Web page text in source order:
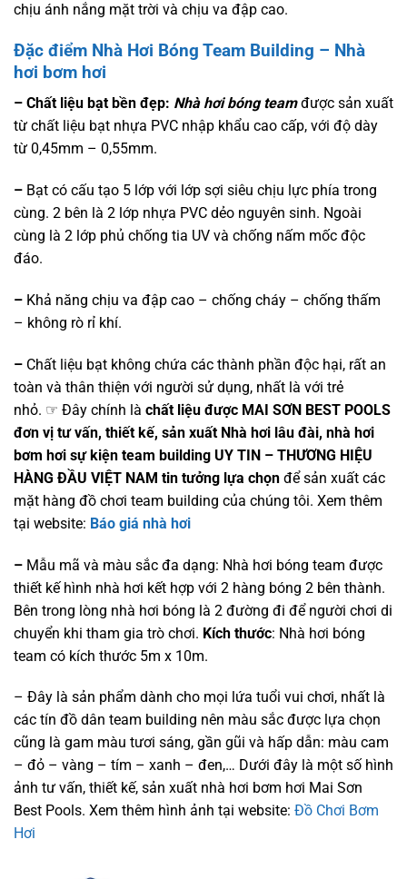
chịu ánh nắng mặt trời và chịu va đập cao.
Đặc điểm Nhà Hơi Bóng Team Building – Nhà
hơi bơm hơi
– Chất liệu bạt bền đẹp: Nhà hơi bóng teamđược sản xuất
từ chất liệu bạt nhựa PVC nhập khẩu cao cấp, với độ dày
từ 0,45mm – 0,55mm.
– Bạt có cấu tạo 5 lớp với lớp sợi siêu chịu lực phía trong
cùng. 2 bên là 2 lớp nhựa PVC dẻo nguyên sinh. Ngoài
cùng là 2 lớp phủ chống tia UV và chống nấm mốc độc
đáo.
– Khả năng chịu va đập cao – chống cháy – chống thấm
– không rò rỉ khí.
– Chất liệu bạt không chứa các thành phần độc hại, rất an
toàn và thân thiện với người sử dụng, nhất là với trẻ
nhỏ. ☞ Đây chính là chất liệu được MAI SƠN BEST POOLS
đơn vị tư vấn, thiết kế, sản xuất Nhà hơi lâu đài, nhà hơi
bơm hơi sự kiện team building UY TIN – THƯƠNG HIỆU
HÀNG ĐẦU VIỆT NAM tin tưởng lựa chọn để sản xuất các
mặt hàng đồ chơi team building của chúng tôi. Xem thêm
tại website: Báo giá nhà hơi
– Mẫu mã và màu sắc đa dạng: Nhà hơi bóng team được
thiết kế hình nhà hơi kết hợp với 2 hàng bóng 2 bên thành.
Bên trong lòng nhà hơi bóng là 2 đường đi để người chơi di
chuyển khi tham gia trò chơi. Kích thước: Nhà hơi bóng
team có kích thước 5m x 10m.
– Đây là sản phẩm dành cho mọi lứa tuổi vui chơi, nhất là
các tín đồ dân team building nên màu sắc được lựa chọn
cũng là gam màu tươi sáng, gần gũi và hấp dẫn: màu cam
– đỏ – vàng – tím – xanh – đen,… Dưới đây là một số hình
ảnh tư vấn, thiết kế, sản xuất nhà hơi bơm hơi Mai Sơn
Best Pools. Xem thêm hình ảnh tại website: Đồ Chơi Bơm
Hơi